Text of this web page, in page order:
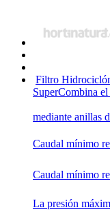
Filtro
SuperCombina
mediante anillas
Caudal mínimo
Caudal mínimo
La presión